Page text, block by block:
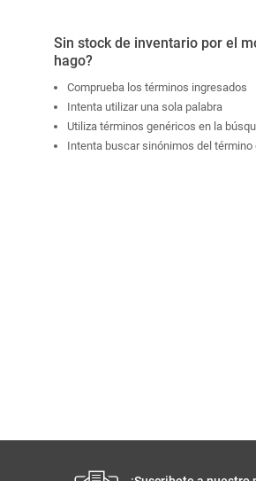
Sin stock de inventario por el
hago?
Comprueba los términos ingresados
Intenta utilizar una sola palabra
Utiliza términos genéricos en la
Intenta buscar sinónimos del término